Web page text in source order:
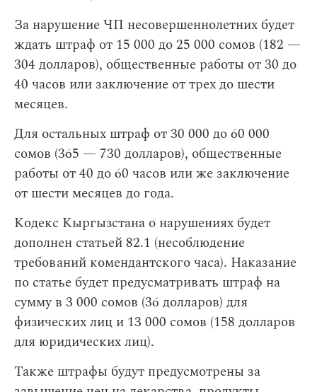
За нарушение ЧП несовершеннолетних будет
ждать штраф от 15 000 до 25 000 сомов (182 —
304 долларов), общественные работы от 30 до
40 часов или заключение от трех до шести
месяцев.
Для остальных штраф от 30 000 до 60 000
сомов (365 — 730 долларов), общественные
работы от 40 до 60 часов или же заключение
от шести месяцев до года.
Кодекс Кыргызстана о нарушениях будет
дополнен статьей 82.1 (несоблюдение
требований комендантского часа). Наказание
по статье будет предусматривать штраф на
сумму в 3 000 сомов (36 долларов) для
физических лиц и 13 000 сомов (158 долларов
для юридических лиц).
Также штрафы будут предусмотрены за